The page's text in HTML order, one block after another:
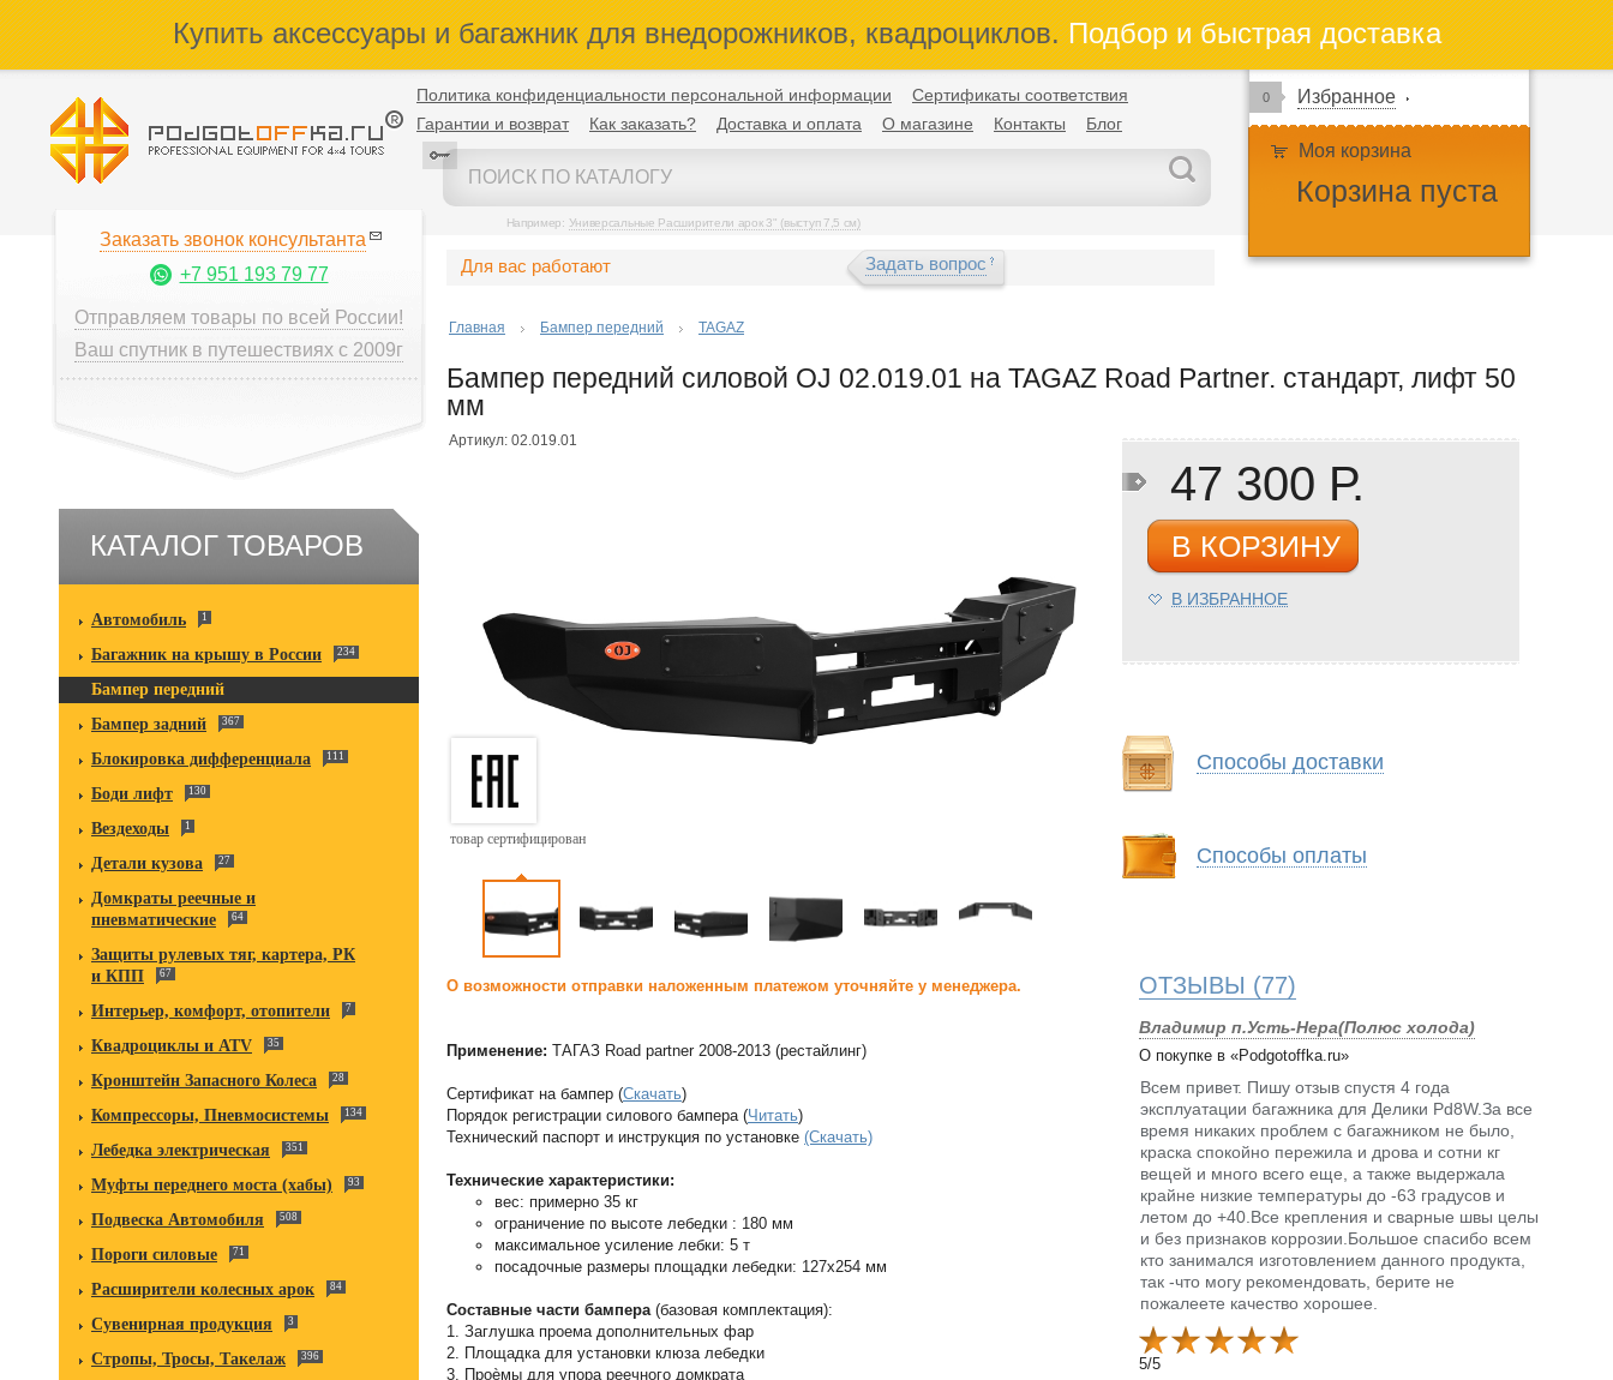
Купить аксессуары и багажник для внедорожников, квадроциклов.Подбор и быстрая доставка
Политика конфиденциальности персональной информации
Сертификаты соответствия
Гарантии и возврат
Как заказать? Доставка и оплата О магазине Контакты Блог
Например: Универсальные Расширители арок 3" (выступ 7,5 см)
0 Избранное
Моя корзина
Корзина пуста
Заказать звонок консультанта
+7 951 193 79 77
Отправляем товары по всей России!
Ваш спутник в путешествиях с 2009г
КАТАЛОГ ТОВАРОВ
Автомобиль 1
Багажник на крышу в России 234
Бампер передний
Бампер задний
367
Блокировка дифференциала 111
Боди лифт 130
Вездеходы 1
Детали кузова 27
Домкраты реечные и
пневматические
64
Защиты рулевых тяг, картера, РК
и КПП
67
Интерьер, комфорт, отопители 7
Квадроциклы и ATV 35
Кронштейн Запасного Колеса 28
Компрессоры, Пневмосистемы 134
Лебедка электрическая 351
Муфты переднего моста (хабы) 93
Подвеска Автомобиля 508
Пороги силовые 71
Расширители колесных арок 84
Сувенирная продукция 3
Стропы, Тросы, Такелаж 396
Для вас работают Задать вопрос
Главная Бампер передний TAGAZ
Бампер передний силовой OJ 02.019.01 на TAGAZ Road Partner. стандарт, лифт 50
мм
Артикул: 02.019.01
товар сертифицирован
О возможности отправки наложенным платежом уточняйте у менеджера.
Применение: ТАГАЗ Road partner 2008-2013 (рестайлинг)
Сертификат на бампер (Скачать)
Порядок регистрации силового бампера (Читать)
Технический паспорт и инструкция по установке (Скачать)
Технические характеристики:
вес: примерно 35 кг
ограничение по высоте лебедки : 180 мм
максимальное усиление лебки: 5 т
посадочные размеры площадки лебедки: 127х254 мм
Составные части бампера (базовая комплектация):
1. Заглушка проема дополнительных фар
2. Площадка для установки клюза лебедки
3. Проѐмы для упора реечного домкрата
47 300 Р.
В КОРЗИНУ
В ИЗБРАННОЕ
Способы доставки
Способы оплаты
ОТЗЫВЫ (77)
Владимир п.Усть-Нера(Полюс холода)
О покупке в «Podgotoffka.ru»
Всем привет. Пишу отзыв спустя 4 года
эксплуатации багажника для Делики Pd8W.За все
время никаких проблем с багажником не было,
краска спокойно пережила и дрова и сотни кг
вещей и много всего еще, а также выдержала
крайне низкие температуры до -63 градусов и
летом до +40.Все крепления и сварные швы целы
и без признаков коррозии.Большое спасибо всем
кто занимался изготовлением данного продукта,
так -что могу рекомендовать, берите не
пожалеете качество хорошее.
5/5